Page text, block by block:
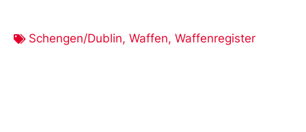
Schengen/Dublin, Waffen, Waffenregister